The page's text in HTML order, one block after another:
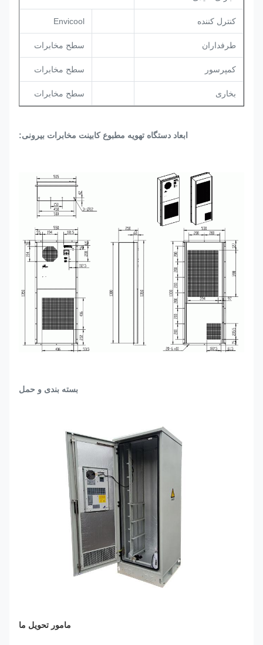
کنترل کننده Envicool
طرفداران سطح مخابرات
کمپرسور سطح مخابرات
بخاری سطح مخابرات
ابعاد دستگاه تهویه مطبوع کابینت مخابرات بیرونی:
بسته بندی و حمل
مامور تحویل ما